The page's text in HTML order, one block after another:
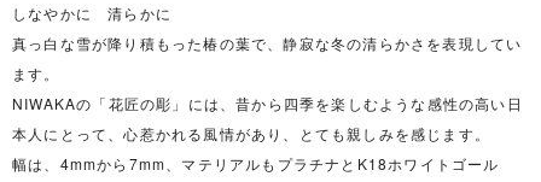
しなやかに 清らかに
真っ白な雪が降り積もった椿の葉で、静寂な冬の清らかさを表現してい
ます。
NIWAKAの「花匠の彫」には、昔から四季を楽しむような感性の高い日
本人にとって、心惹かれる風情があり、とても親しみを感じます。
幅は、4mmから7mm、マテリアルもプラチナとK18ホワイトゴール